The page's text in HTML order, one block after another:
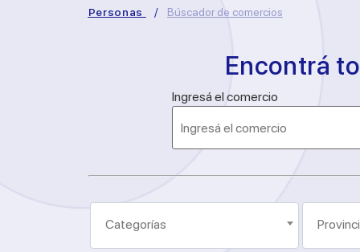
Personas / Búscador de comercios
Encontrá
Ingresá el comercio